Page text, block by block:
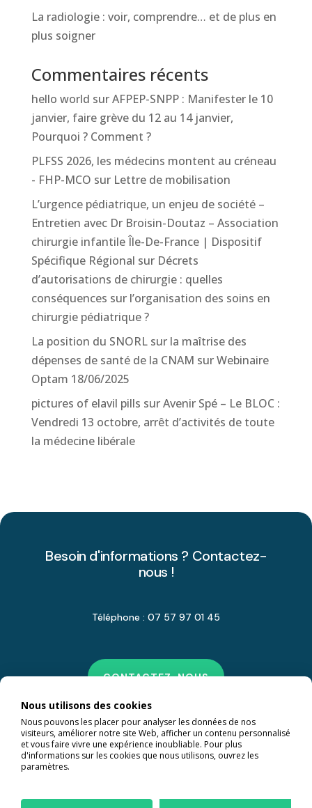
La radiologie : voir, comprendre… et de plus en
plus soigner
Commentaires récents
hello world surAFPEP-SNPP : Manifester le 10
janvier, faire grève du 12 au 14 janvier,
Pourquoi ? Comment ?
PLFSS 2026, les médecins montent au créneau
- FHP-MCO sur Lettre de mobilisation
L’urgence pédiatrique, un enjeu de société –
Entretien avec Dr Broisin-Doutaz – Association
chirurgie infantile Île-De-France | Dispositif
Spécifique Régional sur Décrets
d’autorisations de chirurgie : quelles
conséquences sur l’organisation des soins en
chirurgie pédiatrique ?
La position du SNORL sur la maîtrise des
dépenses de santé de la CNAM surWebinaire
Optam 18/06/2025
pictures of elavil pills surAvenir Spé – Le BLOC :
Vendredi 13 octobre, arrêt d’activités de toute
la médecine libérale
Besoin d'informations ? Contactez-
nous !
Téléphone : 07 57 97 01 45
CONTACTEZ-NOUS
Nous utilisons des cookies
Nous pouvons les placer pour analyser les données de nos
visiteurs, améliorer notre site Web, afficher un contenu personnalisé
et vous faire vivre une expérience inoubliable. Pour plus
d'informations sur les cookies que nous utilisons, ouvrez les
paramètres.